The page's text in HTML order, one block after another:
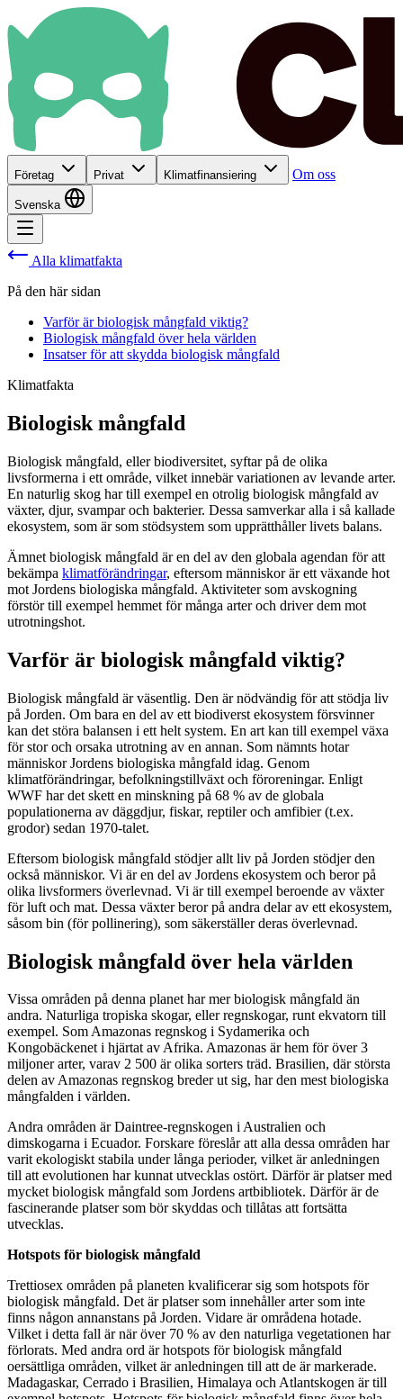
Företag Privat Klimatfinansiering Om oss
Svenska
Alla klimatfakta
På den här sidan
Varför är biologisk mångfald viktig?
Biologisk mångfald över hela världen
Insatser för att skydda biologisk mångfald
Klimatfakta
Biologisk mångfald
Biologisk mångfald, eller biodiversitet, syftar på de olika
livsformerna i ett område, vilket innebär variationen av levande arter.
En naturlig skog har till exempel en otrolig biologisk mångfald av
växter, djur, svampar och bakterier. Dessa samverkar alla i så kallade
ekosystem, som är som stödsystem som upprätthåller livets balans.
Ämnet biologisk mångfald är en del av den globala agendan för att
bekämpa klimatförändringar, eftersom människor är ett växande hot
mot Jordens biologiska mångfald. Aktiviteter som avskogning
förstör till exempel hemmet för många arter och driver dem mot
utrotningshot.
Varför är biologisk mångfald viktig?
Biologisk mångfald är väsentlig. Den är nödvändig för att stödja liv
på Jorden. Om bara en del av ett biodiverst ekosystem försvinner
kan det störa balansen i ett helt system. En art kan till exempel växa
för stor och orsaka utrotning av en annan. Som nämnts hotar
människor Jordens biologiska mångfald idag. Genom
klimatförändringar, befolkningstillväxt och föroreningar. Enligt
WWF har det skett en minskning på 68 % av de globala
populationerna av däggdjur, fiskar, reptiler och amfibier (t.ex.
grodor) sedan 1970-talet.
Eftersom biologisk mångfald stödjer allt liv på Jorden stödjer den
också människor. Vi är en del av Jordens ekosystem och beror på
olika livsformers överlevnad. Vi är till exempel beroende av växter
för luft och mat. Dessa växter beror på andra delar av ett ekosystem,
såsom bin (för pollinering), som säkerställer deras överlevnad.
Biologisk mångfald över hela världen
Vissa områden på denna planet har mer biologisk mångfald än
andra. Naturliga tropiska skogar, eller regnskogar, runt ekvatorn till
exempel. Som Amazonas regnskog i Sydamerika och
Kongobäckenet i hjärtat av Afrika. Amazonas är hem för över 3
miljoner arter, varav 2 500 är olika sorters träd. Brasilien, där största
delen av Amazonas regnskog breder ut sig, har den mest biologiska
mångfalden i världen.
Andra områden är Daintree-regnskogen i Australien och
dimskogarna i Ecuador. Forskare föreslår att alla dessa områden har
varit ekologiskt stabila under långa perioder, vilket är anledningen
till att evolutionen har kunnat utvecklas ostört. Därför är platser med
mycket biologisk mångfald som Jordens artbibliotek. Därför är de
fascinerande platser som bör skyddas och tillåtas att fortsätta
utvecklas.
Hotspots för biologisk mångfald
Trettiosex områden på planeten kvalificerar sig som hotspots för
biologisk mångfald. Det är platser som innehåller arter som inte
finns någon annanstans på Jorden. Vidare är områdena hotade.
Vilket i detta fall är när över 70 % av den naturliga vegetationen har
förlorats. Med andra ord är hotspots för biologisk mångfald
oersättliga områden, vilket är anledningen till att de är markerade.
Madagaskar, Cerrado i Brasilien, Himalaya och Atlantskogen är till